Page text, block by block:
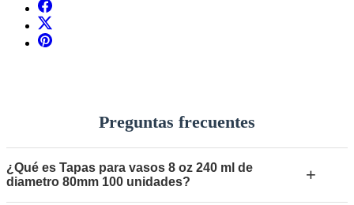
Preguntas frecuentes
¿Qué es Tapas para vasos 8 oz 240 ml de
diametro 80mm 100 unidades?
+